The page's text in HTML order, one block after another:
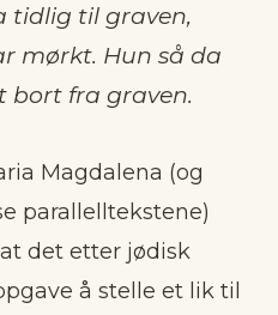
tidlig til graven,
mørkt. Hun så da
bort fra graven.
Magdalena (og
parallelltekstene)
det etter jødisk
å stelle et lik til